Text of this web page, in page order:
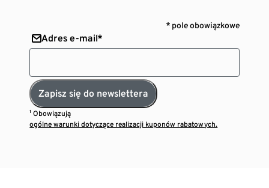
* pole obowiązkowe
Adres e-mail*
Zapisz się do newslettera
¹ Obowiązują
ogólne warunki dotyczące realizacji kuponów rabatowych.